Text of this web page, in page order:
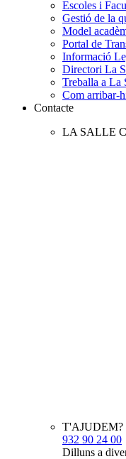
Escoles i
Gestió de la
Model
Portal de
Informació
Directori La
Treballa a La
Com arribar-
Contacte
LA SALLE
T'AJUDEM?
932 90 24 00
Dilluns a